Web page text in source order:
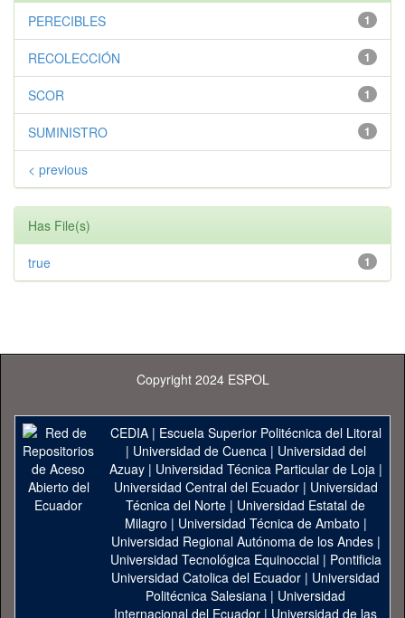
1
PERECIBLES
1
RECOLECCIÓN
1
SCOR
1
SUMINISTRO
< previous
Has File(s)
1
true
Copyright 2024 ESPOL
CEDIA| Escuela Superior Politécnica del Litoral
| Universidad de Cuenca| Universidad del
Azuay| Universidad Técnica Particular de Loja|
Universidad Central del Ecuador| Universidad
Técnica del Norte | Universidad Estatal de
Milagro | Universidad Técnica de Ambato |
Universidad Regional Autónoma de los Andes|
Universidad Tecnológica Equinoccial| Pontificia
Universidad Catolica del Ecuador | Universidad
Politécnica Salesiana | Universidad
Internacional del Ecuador | Universidad de las